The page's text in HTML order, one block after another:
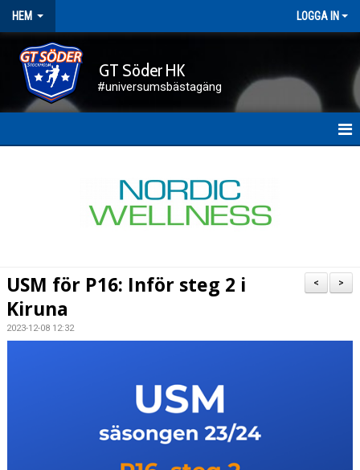
HEM LOGGA IN
GT Söder HK
#universumsbästagäng
KONTAKT
>
<
USM för P16: Inför steg 2 i
Kiruna
2023-12-08 12:32